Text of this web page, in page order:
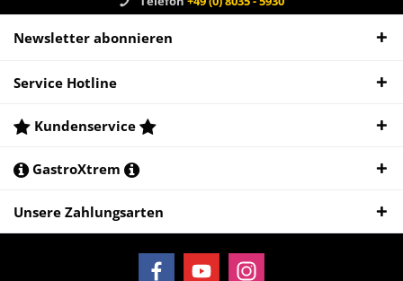
Newsletter abonnieren
Service Hotline
Kundenservice
GastroXtrem
Unsere Zahlungsarten